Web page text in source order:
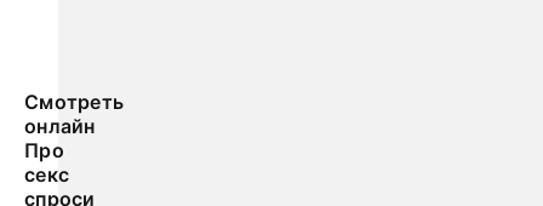
Смотреть
онлайн
Про
секс
спроси